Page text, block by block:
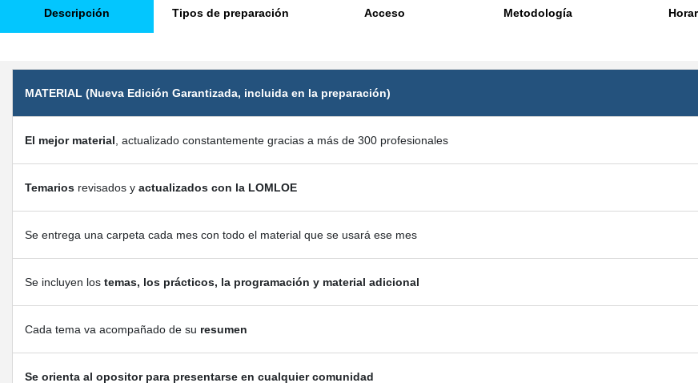
Descripción Tipos de preparación Acceso Metodología
MATERIAL (Nueva Edición Garantizada, incluida en la preparación)
El mejor material , actualizado constantemente gracias a más de 300 profesionales
Temarios revisados y actualizados con la LOMLOE
Se entrega una carpeta cada mes con todo el material que se usará ese mes
Se incluyen los temas, los prácticos, la programación y material adicional
Cada tema va acompañado de su resumen
Se orienta al opositor para presentarse en cualquier comunidad